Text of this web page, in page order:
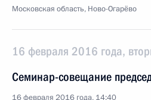
Московская область, Ново-Огарёво
16 февраля 2016 года,
Семинар-совещание
16 февраля 2016 года, 14:40